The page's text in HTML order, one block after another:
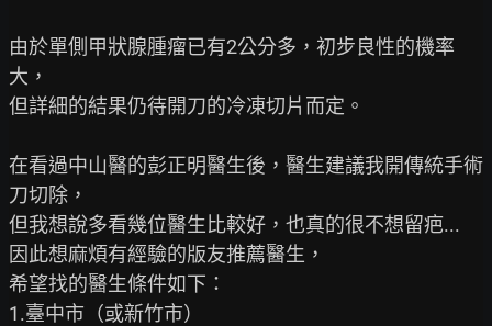
由於單側甲狀腺腫瘤已有2公分多，初步良性的機率
大，
但詳細的結果仍待開刀的冷凍切片而定。
在看過中山醫的彭正明醫生後，醫生建議我開傳統手術
刀切除，
但我想說多看幾位醫生比較好，也真的很不想留疤...
因此想麻煩有經驗的版友推薦醫生，
希望找的醫生條件如下：
1.臺中市（或新竹市）